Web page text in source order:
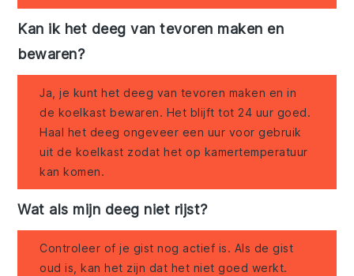
Kan ik het deeg van tevoren maken en
bewaren?
Ja, je kunt het deeg van tevoren maken en in
de koelkast bewaren. Het blijft tot 24 uur goed.
Haal het deeg ongeveer een uur voor gebruik
uit de koelkast zodat het op kamertemperatuur
kan komen.
Wat als mijn deeg niet rijst?
Controleer of je gist nog actief is. Als de gist
oud is, kan het zijn dat het niet goed werkt.